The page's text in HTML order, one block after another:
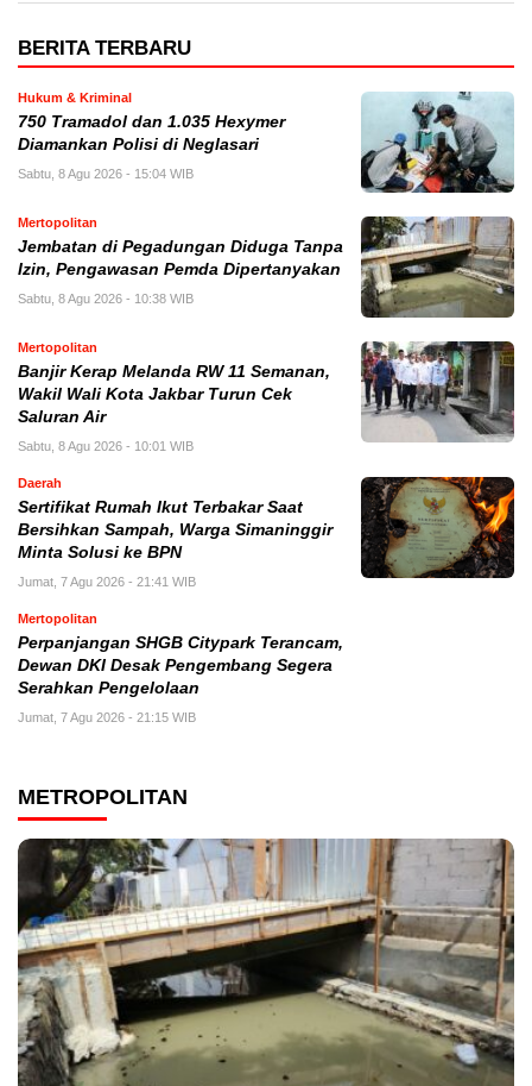
BERITA TERBARU
Hukum & Kriminal
750 Tramadol dan 1.035 Hexymer
Diamankan Polisi di Neglasari
Sabtu, 8 Agu 2026 - 15:04 WIB
Mertopolitan
Jembatan di Pegadungan Diduga Tanpa
Izin, Pengawasan Pemda Dipertanyakan
Sabtu, 8 Agu 2026 - 10:38 WIB
Mertopolitan
Banjir Kerap Melanda RW 11 Semanan,
Wakil Wali Kota Jakbar Turun Cek
Saluran Air
Sabtu, 8 Agu 2026 - 10:01 WIB
Daerah
Sertifikat Rumah Ikut Terbakar Saat
Bersihkan Sampah, Warga Simaninggir
Minta Solusi ke BPN
Jumat, 7 Agu 2026 - 21:41 WIB
Mertopolitan
Perpanjangan SHGB Citypark Terancam,
Dewan DKI Desak Pengembang Segera
Serahkan Pengelolaan
Jumat, 7 Agu 2026 - 21:15 WIB
METROPOLITAN